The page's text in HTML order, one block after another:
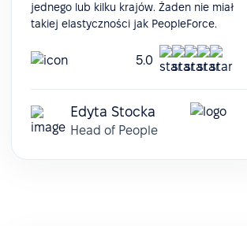
jednego lub kilku krajów. Żaden nie miał
takiej elastyczności jak PeopleForce.
5.0
Edyta Stocka
Head of People